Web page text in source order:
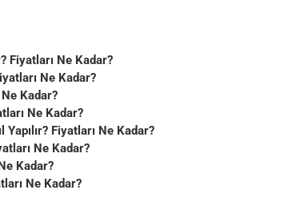
Fiyatları Ne Kadar?
Ne Kadar?
Kadar?
Ne Kadar?
Fiyatları Ne Kadar?
Ne Kadar?
Kadar?
Ne Kadar?